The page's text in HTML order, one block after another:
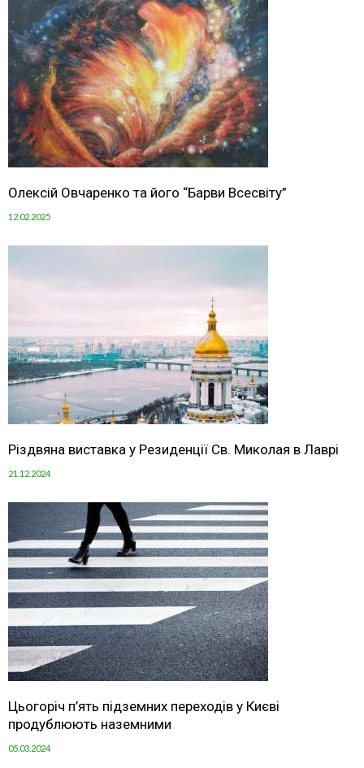
Олексій Овчаренко та його “Барви Всесвіту”
12.02.2025
Різдвяна виставка у Резиденції Св. Миколая в Лаврі
21.12.2024
Цьогоріч п’ять підземних переходів у Києві
продублюють наземними
05.03.2024